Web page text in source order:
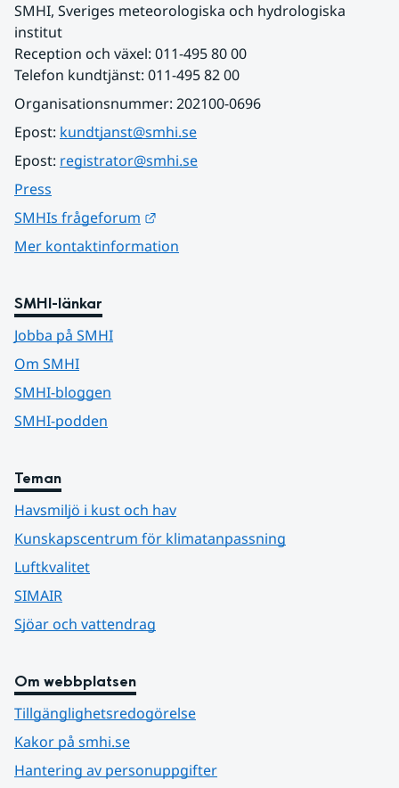
SMHI, Sveriges meteorologiska och hydrologiska
institut
Reception och växel: 011-495 80 00
Telefon kundtjänst: 011-495 82 00
Organisationsnummer: 202100-0696
Epost: kundtjanst@smhi.se
Epost: registrator@smhi.se
Press
SMHIs frågeforum
Mer kontaktinformation
SMHI-länkar
Jobba på SMHI
Om SMHI
SMHI-bloggen
SMHI-podden
Teman
Havsmiljö i kust och hav
Kunskapscentrum för klimatanpassning
Luftkvalitet
SIMAIR
Sjöar och vattendrag
Om webbplatsen
Tillgänglighetsredogörelse
Kakor på smhi.se
Hantering av personuppgifter